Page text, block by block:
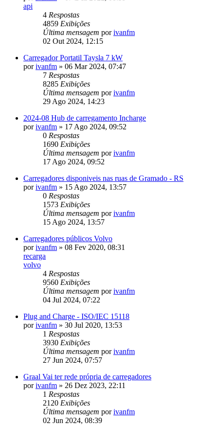
api
4 Respostas
4859 Exibições
Última mensagem porivanfm
02 Out 2024, 12:15
Carregador Portatil Taysla 7 kW
porivanfm » 06 Mar 2024, 07:47
7 Respostas
8285 Exibições
Última mensagem porivanfm
29 Ago 2024, 14:23
2024-08 Hub de carregamento Incharge
porivanfm » 17 Ago 2024, 09:52
0 Respostas
1690 Exibições
Última mensagem porivanfm
17 Ago 2024, 09:52
Carregadores disponiveis nas ruas de Gramado - RS
porivanfm » 15 Ago 2024, 13:57
0 Respostas
1573 Exibições
Última mensagem porivanfm
15 Ago 2024, 13:57
Carregadores públicos Volvo
porivanfm » 08 Fev 2020, 08:31
recarga
volvo
4 Respostas
9560 Exibições
Última mensagem porivanfm
04 Jul 2024, 07:22
Plug and Charge - ISO/IEC 15118
porivanfm » 30 Jul 2020, 13:53
1 Respostas
3930 Exibições
Última mensagem porivanfm
27 Jun 2024, 07:57
Graal Vai ter rede própria de carregadores
porivanfm » 26 Dez 2023, 22:11
1 Respostas
2120 Exibições
Última mensagem porivanfm
02 Jun 2024, 08:39